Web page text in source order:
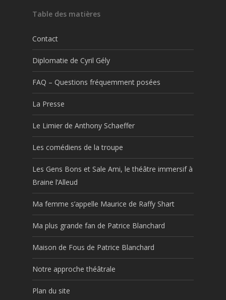
Table des matières
Contact
Diplomatie de Cyril Gély
FAQ – Questions fréquemment posées
La Presse
Le Limier de Anthony Schaeffer
Les comédiens de la troupe
Les Gens Bons et Sale Ami, le théâtre immersif à
Braine l’Alleud
Ma femme s’appelle Maurice de Raffy Shart
Ma plus grande fan de Patrice Blanchard
Maison de Fous de Patrice Blanchard
Notre approche théâtrale
Plan du site